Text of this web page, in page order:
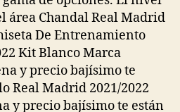
área Chandal Real Madrid
De Entrenamiento
Kit Blanco Marca
y precio bajísimo te
Real Madrid 2021/2022
y precio bajísimo te están